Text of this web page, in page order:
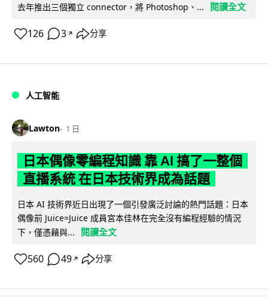
去年推出三個獨立 connector，將 Photoshop、...
閱讀全文
126 3 ↗ 分享
人工智能
Lawton 1 日
日本偶像零編程知識 靠 AI 搞了一整個
直播系統 在日本技術界成為話題
日本 AI 技術界近日出現了一個引發廣泛討論的熱門話題：日本
偶像前 Juice=Juice 成員宮本佳林在完全沒有編程經驗的情況
下，僅憑藉與...
閱讀全文
560 49 ↗ 分享